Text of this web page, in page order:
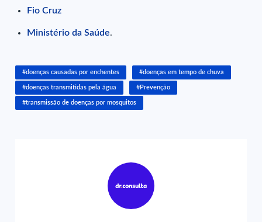
Fio Cruz
Ministério da Saúde.
#doenças causadas por enchentes #doenças em tempo de chuva
#doenças transmitidas pela água #Prevenção
#transmissão de doenças por mosquitos